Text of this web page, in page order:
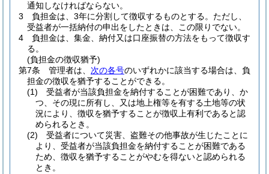
通知しなければならない。
3
負担金は、3年に分割して徴収するものとする。 ただし、
受益者が一括納付の申出をしたときは、この限りでない。
4
負担金は、集金、納付又は口座振替の方法をもって徴収す
る。
(負担金の徴収猶予)
第7条
管理者は、 次の各号のいずれかに該当する場合は、負
担金の徴収を猶予することができる。
(1)
受益者が当該負担金を納付することが困難であり、か
つ、その現に所有し、又は地上権等を有する土地等の状
況により、徴収を猶予することが徴収上有利であると認
められるとき。
(2)
受益者について災害、盗難その他事故が生じたことに
より、受益者が当該負担金を納付することが困難である
ため、徴収を猶予することがやむを得ないと認められる
とき。